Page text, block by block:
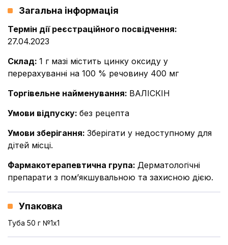
Загальна інформація
Термін дії реєстраційного посвідчення:
27.04.2023
Склад: 1 г мазі містить цинку оксиду у
перерахуванні на 100 % речовину 400 мг
Торгівельне найменування: ВАЛІСКІН
Умови відпуску: без рецепта
Умови зберігання: Зберігати у недоступному для
дітей місці.
Фармакотерапевтична група: Дерматологічні
препарати з пом’якшувальною та захисною дією.
Упаковка
Туба 50 г №1x1